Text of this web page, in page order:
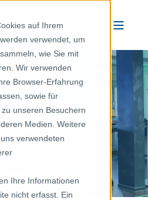
auf Ihrem
verwendet, um
wie Sie mit
Wir verwenden
Browser-Erfahrung
sowie für
unseren Besuchern
Medien. Weitere
verwendeten
Ihre Informationen
nicht erfasst. Ein